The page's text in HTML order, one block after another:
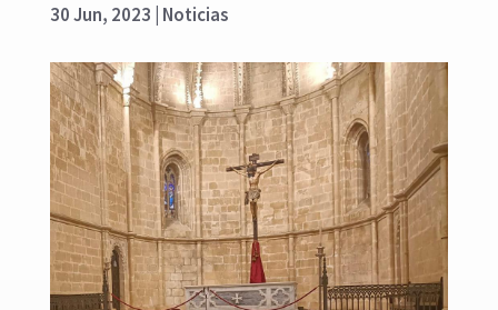
30 Jun, 2023 Noticias